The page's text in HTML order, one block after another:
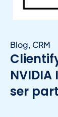
Blog, CRM
ser